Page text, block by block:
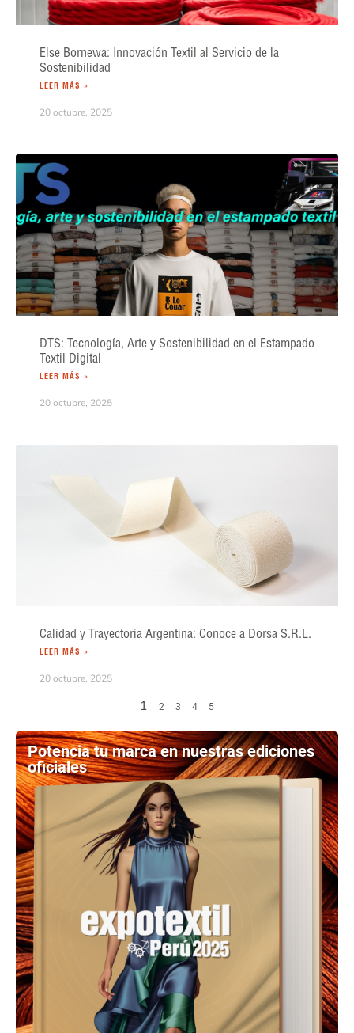
Else Bornewa: Innovación Textil al Servicio de la
Sostenibilidad
LEER MÁS »
20 octubre, 2025
DTS: Tecnología, Arte y Sostenibilidad en el Estampado
Textil Digital
LEER MÁS »
20 octubre, 2025
Calidad y Trayectoria Argentina: Conoce a Dorsa S.R.L.
LEER MÁS »
20 octubre, 2025
1 2 3 4 5
Potencia tu marca en nuestras ediciones
oficiales